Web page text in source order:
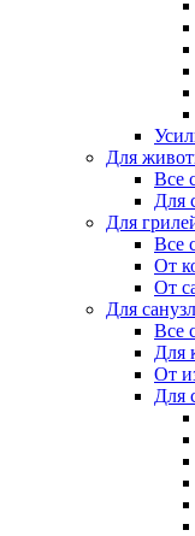
Для
Все
Для
Для
Все
От
От
Для
Все
Для
От
Для